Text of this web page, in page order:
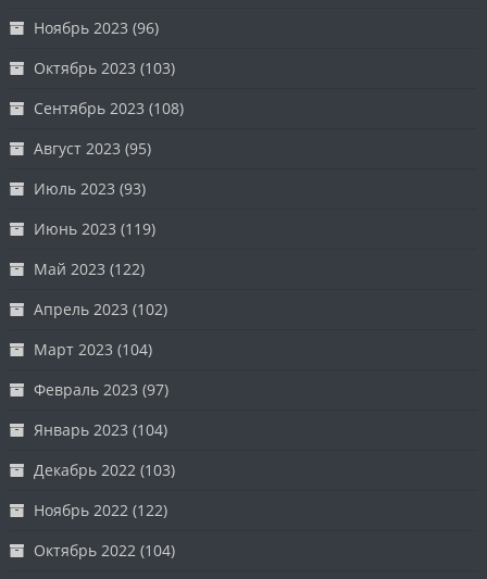
Ноябрь 2023 (96)
Октябрь 2023 (103)
Сентябрь 2023 (108)
Август 2023 (95)
Июль 2023 (93)
Июнь 2023 (119)
Май 2023 (122)
Апрель 2023 (102)
Март 2023 (104)
Февраль 2023 (97)
Январь 2023 (104)
Декабрь 2022 (103)
Ноябрь 2022 (122)
Октябрь 2022 (104)